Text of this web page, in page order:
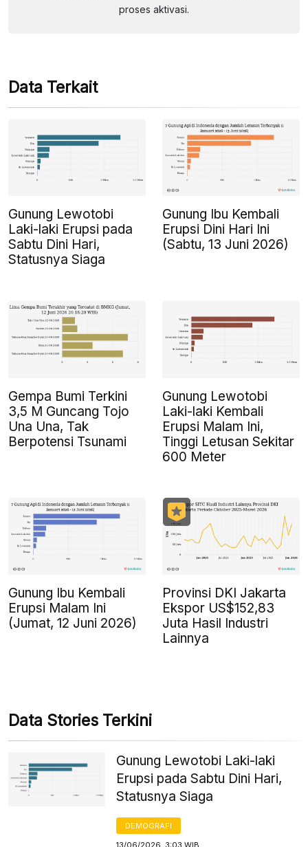
proses aktivasi.
Data Terkait
Gunung Lewotobi
Laki-laki Erupsi pada
Sabtu Dini Hari,
Statusnya Siaga
Gunung Ibu Kembali
Erupsi Dini Hari Ini
(Sabtu, 13 Juni 2026)
Gempa Bumi Terkini
3,5 M Guncang Tojo
Una Una, Tak
Berpotensi Tsunami
Gunung Lewotobi
Laki-laki Kembali
Erupsi Malam Ini,
Tinggi Letusan Sekitar
600 Meter
Gunung Ibu Kembali
Erupsi Malam Ini
(Jumat, 12 Juni 2026)
Provinsi DKI Jakarta
Ekspor US$152,83
Juta Hasil Industri
Lainnya
Data Stories Terkini
Gunung Lewotobi Laki-laki
Erupsi pada Sabtu Dini Hari,
Statusnya Siaga
DEMOGRAFI
13/06/2026, 3:03 WIB